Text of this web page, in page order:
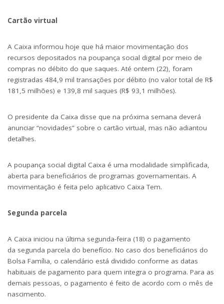
Cartão virtual
A Caixa informou hoje que há maior movimentação dos
recursos depositados na poupança social digital por meio de
compras no débito do que saques. Até ontem (22), foram
registradas 484,9 mil transações por débito (no valor total de R$
181,5 milhões) e 139,8 mil saques (R$ 93,1 milhões).
O presidente da Caixa disse que na próxima semana deverá
anunciar “novidades” sobre o cartão virtual, mas não adiantou
detalhes.
A poupança social digital Caixa é uma modalidade simplificada,
aberta para beneficiários de programas governamentais. A
movimentação é feita pelo aplicativo Caixa Tem.
Segunda parcela
A Caixa iniciou na última segunda-feira (18) o pagamento
da segunda parcela do benefício. No caso dos beneficiários do
Bolsa Família, o calendário está dividido conforme as datas
habituais de pagamento para quem integra o programa. Para as
demais pessoas, o pagamento é feito de acordo com o mês de
nascimento.